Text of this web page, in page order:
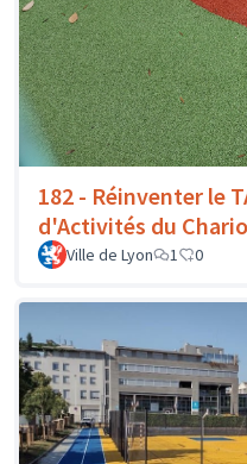
182 - Réinventer le
d'Activités du
Ville de Lyon 1 0